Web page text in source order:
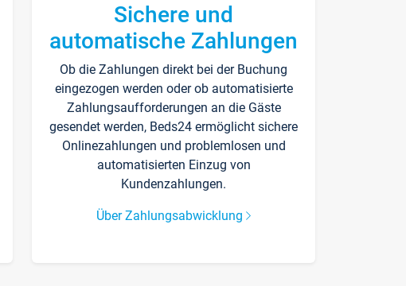
Sichere und
automatische Zahlungen
Ob die Zahlungen direkt bei der Buchung
eingezogen werden oder ob automatisierte
Zahlungsaufforderungen an die Gäste
gesendet werden, Beds24 ermöglicht sichere
Onlinezahlungen und problemlosen und
automatisierten Einzug von
Kundenzahlungen.
Über Zahlungsabwicklung